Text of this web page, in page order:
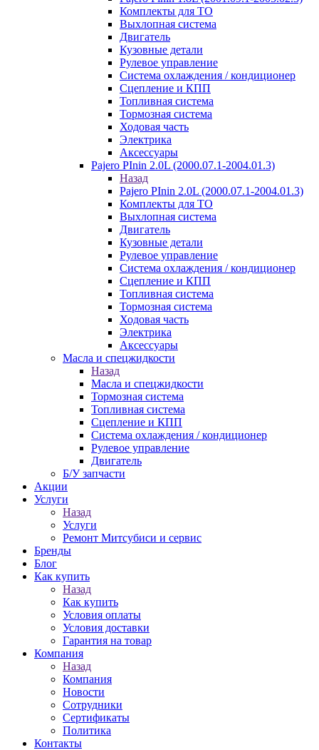
Комплекты для ТО
Выхлопная система
Двигатель
Кузовные детали
Рулевое управление
Система охлаждения / кондиционер
Сцепление и КПП
Топливная система
Тормозная система
Ходовая часть
Электрика
Аксессуары
Pajero PInin 2.0L (2000.07.1-2004.01.3)
Назад
Pajero PInin 2.0L (2000.07.1-2004.01.3)
Комплекты для ТО
Выхлопная система
Двигатель
Кузовные детали
Рулевое управление
Система охлаждения / кондиционер
Сцепление и КПП
Топливная система
Тормозная система
Ходовая часть
Электрика
Аксессуары
Масла и спецжидкости
Назад
Масла и спецжидкости
Тормозная система
Топливная система
Сцепление и КПП
Система охлаждения / кондиционер
Рулевое управление
Двигатель
Б/У запчасти
Акции
Услуги
Назад
Услуги
Ремонт Митсубиси и сервис
Бренды
Блог
Как купить
Назад
Как купить
Условия оплаты
Условия доставки
Гарантия на товар
Компания
Назад
Компания
Новости
Сотрудники
Сертификаты
Политика
Контакты